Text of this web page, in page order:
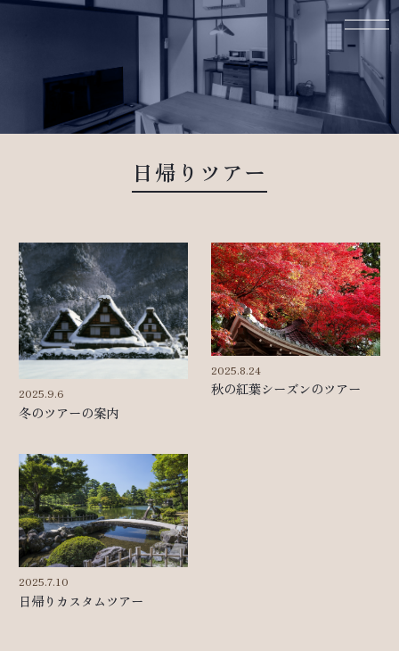
日帰りツアー
2025.9.6
冬のツアーの案内
2025.8.24
秋の紅葉シーズンのツアー
2025.7.10
日帰りカスタムツアー